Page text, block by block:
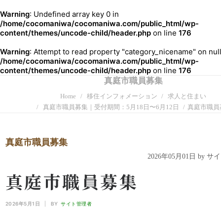
Warning: Undefined array key 0 in
/home/cocomaniwa/cocomaniwa.com/public_html/wp-
content/themes/uncode-child/header.php on line 176
Warning: Attempt to read property "category_nicename" on
/home/cocomaniwa/cocomaniwa.com/public_html/wp-
content/themes/uncode-child/header.php on line 176
真庭市職員募集
Home 移住インフォメーション
求人と住まい
真庭市職員募集｜受付期間：5月18日〜6月12日
真庭市職
真庭市職員募集
2026年05月01日 by サ
真庭市職員募集
2026年5月1日 BY サイト管理者